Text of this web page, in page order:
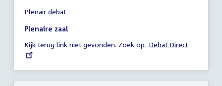
vergadering
14:15
23:59
uur
Plenair debat
Plenaire zaal
Kijk terug link niet gevonden. Zoek op: External
Debat Direct